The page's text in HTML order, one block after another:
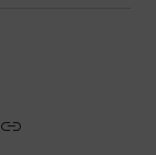
link